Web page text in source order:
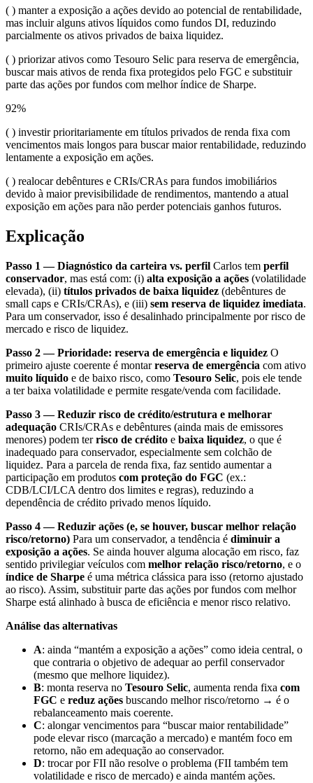
( ) manter a exposição a ações devido ao potencial de rentabilidade,
mas incluir alguns ativos líquidos como fundos DI, reduzindo
parcialmente os ativos privados de baixa liquidez.
( ) priorizar ativos como Tesouro Selic para reserva de emergência,
buscar mais ativos de renda fixa protegidos pelo FGC e substituir
parte das ações por fundos com melhor índice de Sharpe.
92%
( ) investir prioritariamente em títulos privados de renda fixa com
vencimentos mais longos para buscar maior rentabilidade, reduzindo
lentamente a exposição em ações.
( ) realocar debêntures e CRIs/CRAs para fundos imobiliários
devido à maior previsibilidade de rendimentos, mantendo a atual
exposição em ações para não perder potenciais ganhos futuros.
Explicação
Passo 1 — Diagnóstico da carteira vs. perfil Carlos tem perfil
conservador, mas está com: (i) alta exposição a ações (volatilidade
elevada), (ii) títulos privados de baixa liquidez (debêntures de
small caps e CRIs/CRAs), e (iii) sem reserva de liquidez imediata.
Para um conservador, isso é desalinhado principalmente por risco de
mercado e risco de liquidez.
Passo 2 — Prioridade: reserva de emergência e liquidez O
primeiro ajuste coerente é montarreserva de emergência com ativo
muito líquido e de baixo risco, como Tesouro Selic, pois ele tende
a ter baixa volatilidade e permite resgate/venda com facilidade.
Passo 3 — Reduzir risco de crédito/estrutura e melhorar
adequação CRIs/CRAs e debêntures (ainda mais de emissores
menores) podem terrisco de crédito e baixa liquidez, o que é
inadequado para conservador, especialmente sem colchão de
liquidez. Para a parcela de renda fixa, faz sentido aumentar a
participação em produtos com proteção do FGC (ex.:
CDB/LCI/LCA dentro dos limites e regras), reduzindo a
dependência de crédito privado menos líquido.
Passo 4 — Reduzir ações (e, se houver, buscar melhor relação
risco/retorno) Para um conservador, a tendência é diminuir a
exposição a ações. Se ainda houver alguma alocação em risco, faz
sentido privilegiar veículos com melhor relação risco/retorno, e o
índice de Sharpe é uma métrica clássica para isso (retorno ajustado
ao risco). Assim, substituir parte das ações por fundos com melhor
Sharpe está alinhado à busca de eficiência e menor risco relativo.
Análise das alternativas
A: ainda “mantém a exposição a ações” como ideia central, o
que contraria o objetivo de adequar ao perfil conservador
(mesmo que melhore liquidez).
B: monta reserva no Tesouro Selic, aumenta renda fixa com
FGC e reduz ações buscando melhor risco/retorno → é o
rebalanceamento mais coerente.
C: alongar vencimentos para “buscar maior rentabilidade”
pode elevar risco (marcação a mercado) e mantém foco em
retorno, não em adequação ao conservador.
D: trocar por FII não resolve o problema (FII também tem
volatilidade e risco de mercado) e ainda mantém ações.